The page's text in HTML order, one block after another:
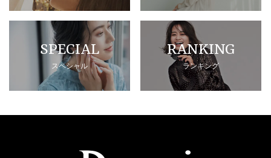
SPECIAL
スペシャル
RANKING
ランキング